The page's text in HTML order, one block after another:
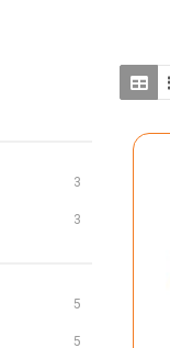
3
3
5
5